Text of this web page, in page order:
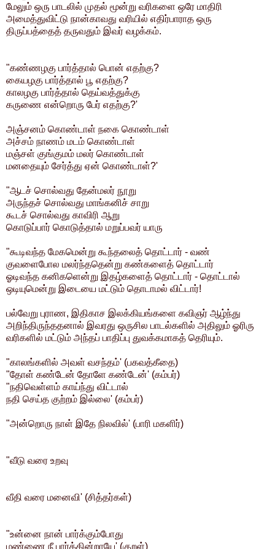
மேலும் ஒரு பாடலில் முதல் மூன்று வரிகளை ஒரே மாதிரி
அமைத்துவிட்டு நான்காவது வரியில் எதிர்பாராத ஒரு
திருப்பத்தைத் தருவதும் இவர் வழக்கம்.
"கண்ணழகு பார்த்தால் பொன் எதற்கு?
கையழகு பார்த்தால் பூ எதற்கு?
காலழகு பார்த்தால் தெய்வத்துக்கு
கருணை என்றொரு பேர் எதற்கு?'
அஞ்சனம் கொண்டாள் நகை கொண்டாள்
அச்சம் நாணம் மடம் கொண்டாள்
மஞ்சள் குங்குமம் மலர் கொண்டாள்
மனதையும் சேர்த்து ஏன் கொண்டாள்?'
"ஆடச் சொல்வது தேன்மலர் நூறு
அருந்தச் சொல்வது மாங்கனிச் சாறு
கூடச் சொல்வது காவிரி ஆறு
கொடுப்பார் கொடுத்தால் மறுப்பவர் யாரு
"கூடிவந்த மேகமென்று கூந்தலைத் தொட்டார் - வண்
குவளைபோல மலர்ந்ததென்று கண்களைத் தொட்டார்
ஓடிவந்த கனிகளென்று இதழ்களைத் தொட்டார் - தொட்டால்
ஒடியுமென்று இடையை மட்டும் தொடாமல் விட்டார்!
பல்வேறு புராண, இதிகாச இலக்கியங்களை கவிஞர் ஆழ்ந்து
அறிந்திருந்ததனால் இவரது ஒருசில பாடல்களில் அதிலும் ஓரிரு
வரிகளில் மட்டும் அந்தப் பாதிப்பு துவக்கமாகத் தெரியும்.
"காலங்களில் அவள் வசந்தம்' (பகவத்கீதை)
"தோள் கண்டேன் தோளே கண்டேன்' (கம்பர்)
"நதிவெள்ளம் காய்ந்து விட்டால்
நதி செய்த குற்றம் இல்லை' (கம்பர்)
"அன்றொரு நாள் இதே நிலவில்' (பாரி மகளிர்)
"வீடு வரை உறவு
வீதி வரை மனைவி' (சித்தர்கள்)
"உன்னை நான் பார்க்கும்போது
மண்ணை நீ பார்க்கின்றாயே' (குறள்)